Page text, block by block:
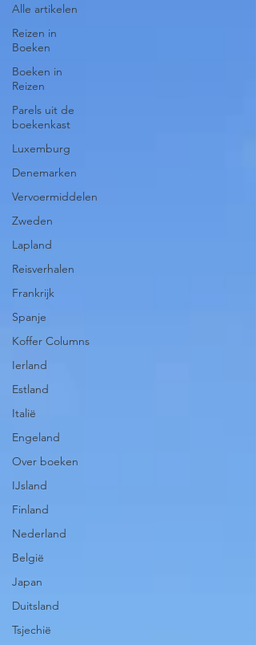
Alle artikelen
Reizen in
Boeken
Boeken in
Reizen
Parels uit de
boekenkast
Luxemburg
Denemarken
Vervoermiddelen
Zweden
Lapland
Reisverhalen
Frankrijk
Spanje
Koffer Columns
Ierland
Estland
Italië
Engeland
Over boeken
IJsland
Finland
Nederland
België
Japan
Duitsland
Tsjechië